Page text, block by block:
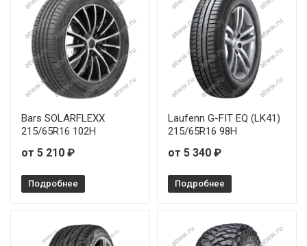
Bars SOLARFLEXX
215/65R16 102H
от 5 210 ₽
Подробнее
Laufenn G-FIT EQ (LK41)
215/65R16 98H
от 5 340 ₽
Подробнее